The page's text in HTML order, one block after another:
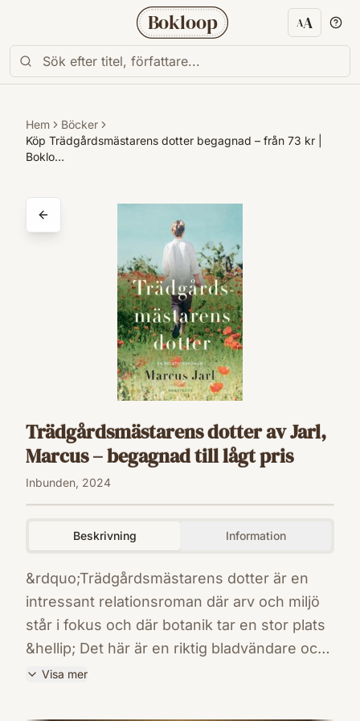
Bokloop AA
Hem
Böcker
Köp Trädgårdsmästarens dotter begagnad – från 73 kr |
Boklo…
Trädgårdsmästarens dotter av Jarl,
Marcus – begagnad till lågt pris
Inbunden, 2024
Beskrivning Information
&rdquo;Trädgårdsmästarens dotter är en
intressant relationsroman där arv och miljö
står i fokus och där botanik tar en stor plats
&hellip; Det här är en riktig bladvändare och
författaren strör generöst ut olika
Visa mer